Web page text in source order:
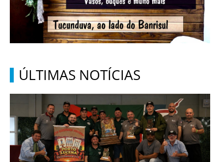
ÚLTIMAS NOTÍCIAS